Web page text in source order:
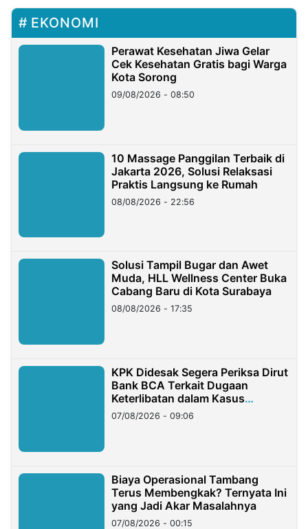
EKONOMI
Perawat Kesehatan Jiwa Gelar
Cek Kesehatan Gratis bagi Warga
Kota Sorong
09/08/2026 - 08:50
10 Massage Panggilan Terbaik di
Jakarta 2026, Solusi Relaksasi
Praktis Langsung ke Rumah
08/08/2026 - 22:56
Solusi Tampil Bugar dan Awet
Muda, HLL Wellness Center Buka
Cabang Baru di Kota Surabaya
08/08/2026 - 17:35
KPK Didesak Segera Periksa Dirut
Bank BCA Terkait Dugaan
Keterlibatan dalam Kasus
Hilangnya Dana Nasabah Rp2,58
Miliar
07/08/2026 - 09:06
Biaya Operasional Tambang
Terus Membengkak? Ternyata Ini
yang Jadi Akar Masalahnya
07/08/2026 - 00:15